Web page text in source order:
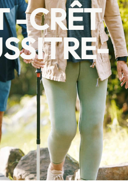
-CRÊT